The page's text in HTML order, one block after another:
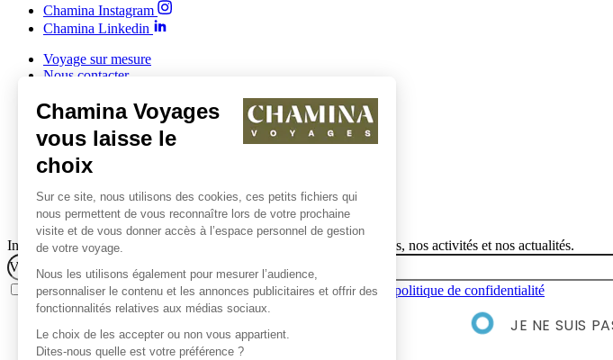
Chamina Voyages
vous laisse le
choix
Sur ce site, nous utilisons des cookies, ces petits fichiers qui
nous permettent de vous reconnaître lors de votre prochaine
visite et de vous donner accès à l’espace personnel de gestion
de votre voyage.
Nous les utilisons également pour mesurer l’audience,
personnaliser le contenu et les annonces publicitaires et offrir des
fonctionnalités relatives aux médias sociaux.
Le choix de les accepter ou non vous appartient.
Dites-nous quelle est votre préférence ?
Chamina Instagram
Chamina Linkedin
Voyage sur mesure
Nous contacter
Comités d'entreprise et collectivités
Clubs et associations
Inscrivez vous à notre newsletter pour suivre nos nouveaux itinéraires, nos activités et nos actualités.
Email
J’accepte de recevoir la newsletter de Chamina Voyages.Lire la politique de confidentialité
JE NE SUIS